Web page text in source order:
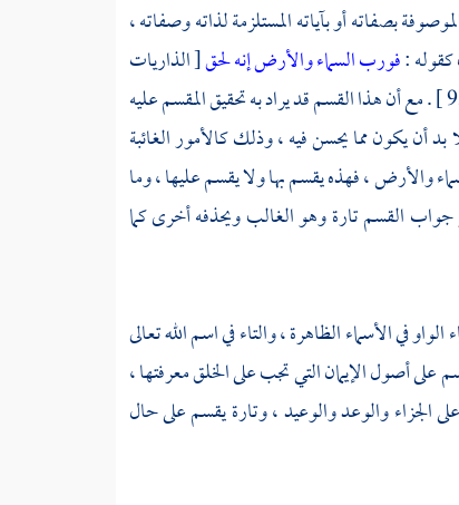
بصفاته أو بآياته المستلزمة لذاته وصفاته ،
:فورب السماء والأرض إنه لحق[ الذاريات
[ الحجر : 92 ، 93 ] . مع أن هذا القسم قد يراد به تحقيق المقسم عليه
أن يكون مما يحسن فيه ، وذلك كالأمور الغائبة
والأرض ، فهذه يقسم بها ولا يقسم عليها ، وما
القسم تارة وهو الغالب ويحذفه أخرى كما
في الأسماء الظاهرة ، والتاء في اسم الله تعالى
على أصول الإيمان التي تجب على الخلق معرفتها ،
الجزاء والوعد والوعيد ، وتارة يقسم على حال